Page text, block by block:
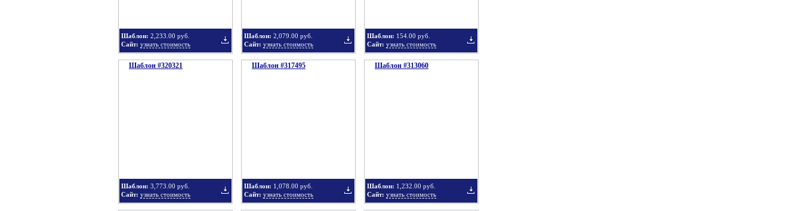
Шаблон: 2,233.00 руб.
Сайт: узнать стоимость
Шаблон: 2,079.00 руб.
Сайт: узнать стоимость
Шаблон: 154.00 руб.
Сайт: узнать стоимость
Шаблон #320321
Шаблон: 3,773.00 руб.
Сайт: узнать стоимость
Шаблон #317495
Шаблон: 1,078.00 руб.
Сайт: узнать стоимость
Шаблон #313060
Шаблон: 1,232.00 руб.
Сайт: узнать стоимость